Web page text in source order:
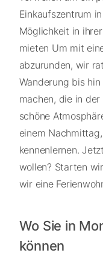
Einkaufszentrum
Möglichkeit in
mieten Um mit
abzurunden, wir
Wanderung bis
machen, die in
schöne
einem
kennenlernen.
wollen? Starten
wir eine
Wo Sie in
können